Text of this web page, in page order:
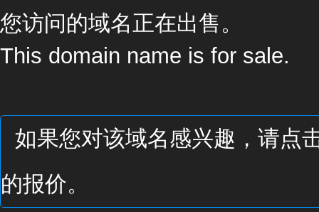
您访问的域名正在出售。
This domain name is for sale.
如果您对该域名感兴趣，请点
的报价。